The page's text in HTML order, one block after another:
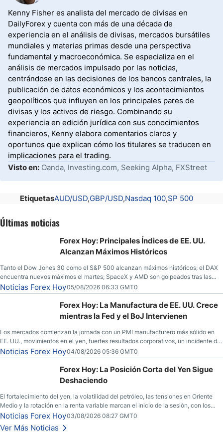
Kenny Fisher es analista del mercado de divisas en
DailyForex y cuenta con más de una década de
experiencia en el análisis de divisas, mercados bursátiles
mundiales y materias primas desde una perspectiva
fundamental y macroeconómica. Se especializa en el
análisis de mercados impulsado por las noticias,
centrándose en las decisiones de los bancos centrales, la
publicación de datos económicos y los acontecimientos
geopolíticos que influyen en los principales pares de
divisas y los activos de riesgo. Combinando su
experiencia en edición jurídica con sus conocimientos
financieros, Kenny elabora comentarios claros y
oportunos que explican cómo los titulares se traducen en
implicaciones para el trading.
Visto en: Oanda, Investing.com, Seeking Alpha, FXStreet
EtiquetasAUD/USD GBP/USD Nasdaq 100 SP 500
Últimas noticias
Forex Hoy: Principales Índices de EE. UU.
Alcanzan Máximos Históricos
Tanto el Dow Jones 30 como el S&P 500 alcanzan máximos históricos; el DAX
encuentra nuevos máximos el martes; SpaceX y AMD son golpeados tras las
llamadas de ganancias; el petróleo crudo cae por debajo de los $80 con nuevas
esperanzas; el dólar estadounidense continúa intentando estabilizarse frente al
yen; el peso mexicano ve un repunte a medida que las tasas caen en EE. UU.
Noticias Forex Hoy05/08/2026 06:33 GMT0
Forex Hoy: La Manufactura de EE. UU. Crece
mientras la Fed y el BoJ Intervienen
Los mercados comienzan la jornada con un PMI manufacturero más sólido en
EE. UU., movimientos en el yen, fuertes resultados corporativos, un incidente de
seguridad en Bitcoin y nuevas señales desde el mercado del petróleo.
Noticias Forex Hoy04/08/2026 05:36 GMT0
Forex Hoy: La Posición Corta del Yen Sigue
Deshaciendo
El fortalecimiento del yen, la volatilidad del petróleo, las tensiones en Oriente
Medio y la rotación en la renta variable marcan el inicio de la sesión, con los
inversores atentos a varios frentes macroeconómicos.
Noticias Forex Hoy03/08/2026 08:27 GMT0
Ver Más Noticias